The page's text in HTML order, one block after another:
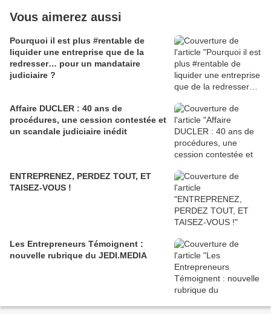
Vous aimerez aussi
Pourquoi il est plus #rentable de
liquider une entreprise que de la
redresser… pour un mandataire
judiciaire ?
Affaire DUCLER : 40 ans de
procédures, une cession contestée et
un scandale judiciaire inédit
ENTREPRENEZ, PERDEZ TOUT, ET
TAISEZ-VOUS !
Les Entrepreneurs Témoignent :
nouvelle rubrique du JEDI.MEDIA